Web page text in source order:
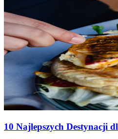
10 Najlepszych Destynacji